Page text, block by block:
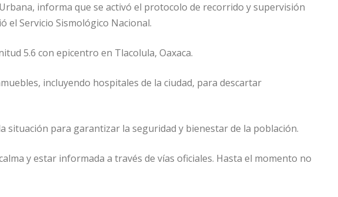
informa que se activó el protocolo de recorrido y supervisión
el Servicio Sismológico Nacional.
5.6 con epicentro en Tlacolula, Oaxaca.
incluyendo hospitales de la ciudad, para descartar
situación para garantizar la seguridad y bienestar de la población.
y estar informada a través de vías oficiales. Hasta el momento no